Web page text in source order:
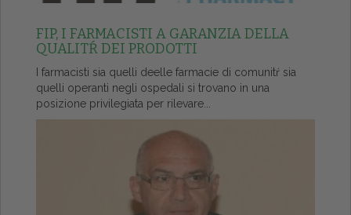
FIP, I FARMACISTI A GARANZIA DELLA
QUALITŔ DEI PRODOTTI
I farmacisti sia quelli deelle farmacie di comunitŕ sia
quelli operanti negli ospedali si trovano in una
posizione privilegiata per rilevare...